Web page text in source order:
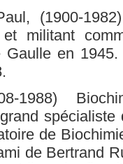
(1900-
militant
Gaulle en
1988)
de
de Bertrand